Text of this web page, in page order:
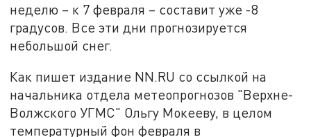
неделю – к 7 февраля – составит уже -8
градусов. Все эти дни прогнозируется
небольшой снег.
Как пишет издание NN.RU со ссылкой на
начальника отдела метеопрогнозов "Верхне-
Волжского УГМС" Ольгу Мокееву, в целом
температурный фон февраля в